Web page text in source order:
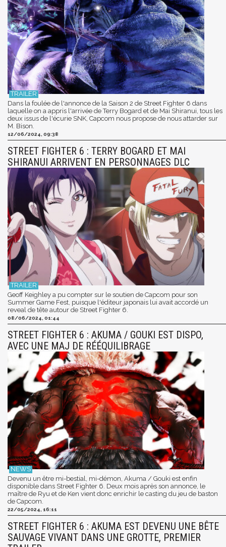
Dans la foulée de l'annonce de la Saison 2 de Street Fighter 6 dans
laquelle on a appris l'arrivée de Terry Bogard et de Mai Shiranui, tous les
deux issus de l'écurie SNK, Capcom nous propose de nous attarder sur
M. Bison.
12/06/2024, 09:38
STREET FIGHTER 6 : TERRY BOGARD ET MAI
SHIRANUI ARRIVENT EN PERSONNAGES DLC
Geoff Keighley a pu compter sur le soutien de Capcom pour son
Summer Game Fest, puisque l'éditeur japonais lui avait accordé un
reveal de tête autour de Street Fighter 6.
08/06/2024, 01:44
STREET FIGHTER 6 : AKUMA / GOUKI EST DISPO,
AVEC UNE MAJ DE RÉÉQUILIBRAGE
Devenu un être mi-bestial, mi-démon, Akuma / Gouki est enfin
disponible dans Street Fighter 6. Deux mois après son annonce, le
maître de Ryu et de Ken vient donc enrichir le casting du jeu de baston
de Capcom.
22/05/2024, 16:11
STREET FIGHTER 6 : AKUMA EST DEVENU UNE BÊTE
SAUVAGE VIVANT DANS UNE GROTTE, PREMIER